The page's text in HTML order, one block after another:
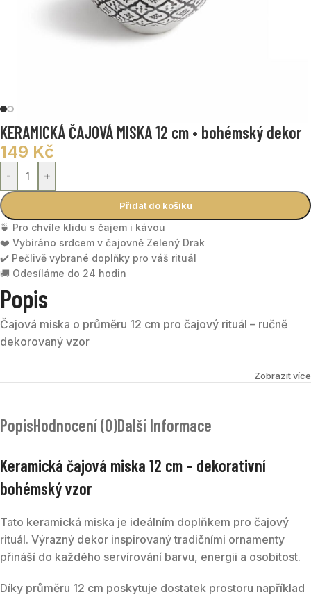
KERAMICKÁ ČAJOVÁ MISKA 12 cm • bohémský dekor
149 Kč
- +
Přidat do košíku
🍵 Pro chvíle klidu s čajem i kávou
❤️ Vybíráno srdcem v čajovně Zelený Drak
✔️ Pečlivě vybrané doplňky pro váš rituál
🚚 Odesíláme do 24 hodin
Popis
Čajová miska o průměru 12 cm pro čajový rituál – ručně
dekorovaný vzor
Zobrazit více
PopisHodnocení (0)Další Informace
Keramická čajová miska 12 cm – dekorativní
bohémský vzor
Tato keramická miska je ideálním doplňkem pro čajový
rituál. Výrazný dekor inspirovaný tradičními ornamenty
přináší do každého servírování barvu, energii a osobitost.
Díky průměru 12 cm poskytuje dostatek prostoru například